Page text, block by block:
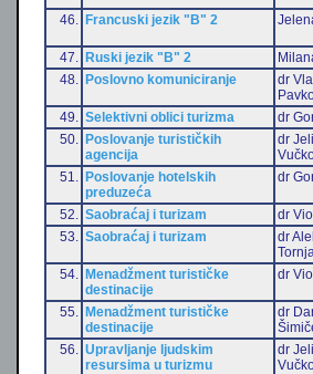
46. Francuski jezik "B" 2
47. Ruski jezik "B" 2
48.
Poslovno komuniciranje
dr
49.
Selektivni oblici turizma
dr
50.
Poslovanje turističkih
agencija
dr
51.
Poslovanje hotelskih
preduzeća
dr
52. Saobraćaj i turizam
dr
53.
Saobraćaj i turizam
dr
54.
Menadžment turističke
destinacije
dr
55.
Menadžment turističke
destinacije
dr
56.
Upravljanje ljudskim
resursima u turizmu
dr